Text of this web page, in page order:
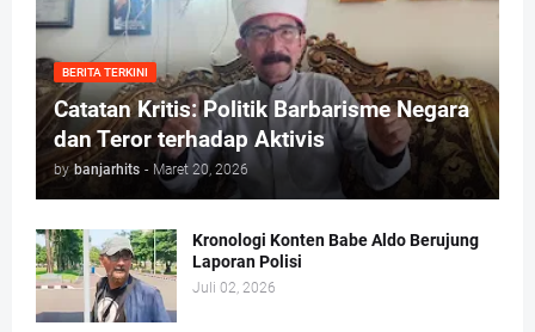
BERITA TERKINI
Catatan Kritis: Politik Barbarisme Negara
dan Teror terhadap Aktivis
by banjarhits - Maret 20, 2026
Kronologi Konten Babe Aldo Berujung
Laporan Polisi
Juli 02, 2026